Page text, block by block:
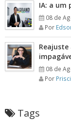
IA: a um
08 de
Por
08 de
Por
Tags